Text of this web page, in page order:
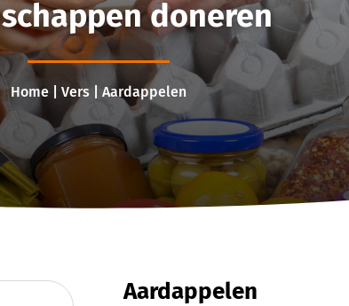
doneren
Home Vers | Aardappelen
Aardappelen